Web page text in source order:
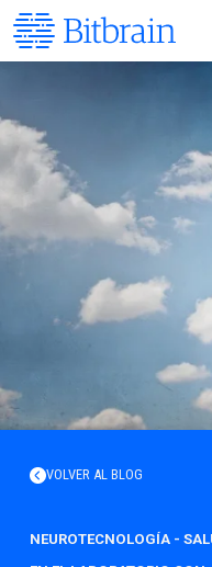
VOLVER AL BLOG
NEUROTECNOLOGÍA -